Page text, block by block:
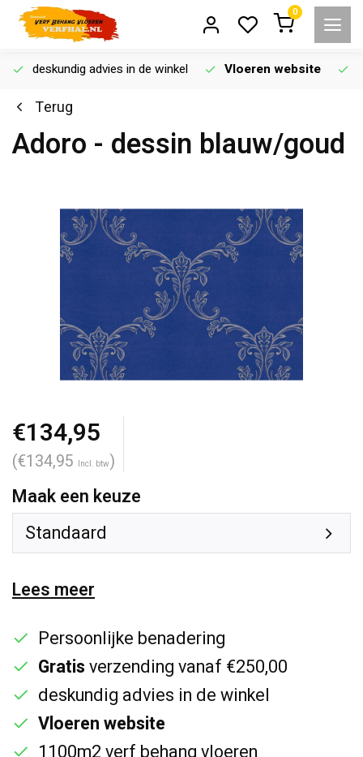
0
deskundig advies in de winkel Vloeren website
Terug
Adoro - dessin blauw/goud
€134,95
(€134,95 Incl. btw)
Maak een keuze
Standaard
Lees meer
Persoonlijke benadering
Gratisverzending vanaf €250,00
deskundig advies in de winkel
Vloeren website